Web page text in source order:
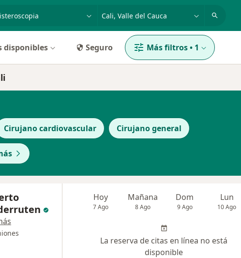
disponibles Seguro Más filtros• 1
Cirujano cardiovascular Cirujano general
Hoy
7 Ago
Mañana
8 Ago
Dom
9 Ago
Lun
10 Ago
La reserva de citas en línea no está
disponible